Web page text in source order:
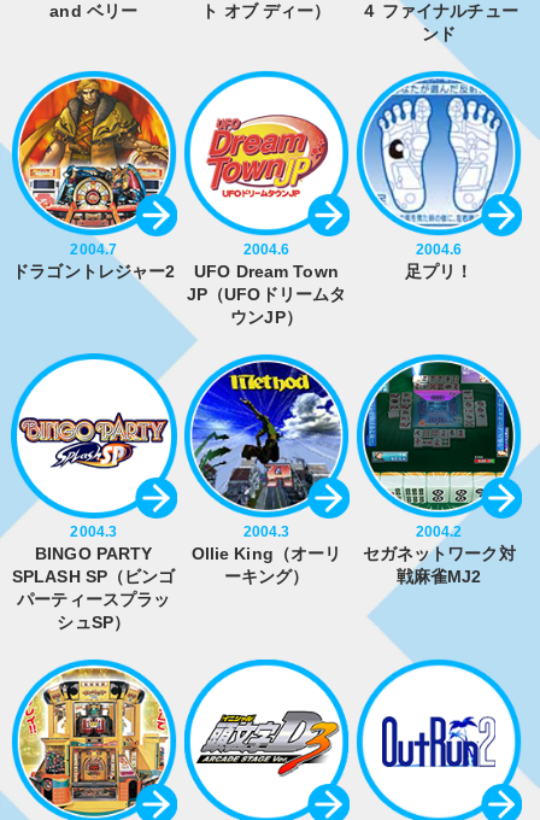
and ベリー
ト オブ ディー）
４ ファイナルチュー
ンド
2004.7
ドラゴントレジャー2
2004.6
UFO Dream Town
JP（UFOドリームタ
ウンJP）
2004.6
足プリ！
2004.3
BINGO PARTY
SPLASH SP（ビンゴ
パーティースプラッ
シュSP）
2004.3
Ollie King（オーリ
ーキング）
2004.2
セガネットワーク対
戦麻雀MJ2